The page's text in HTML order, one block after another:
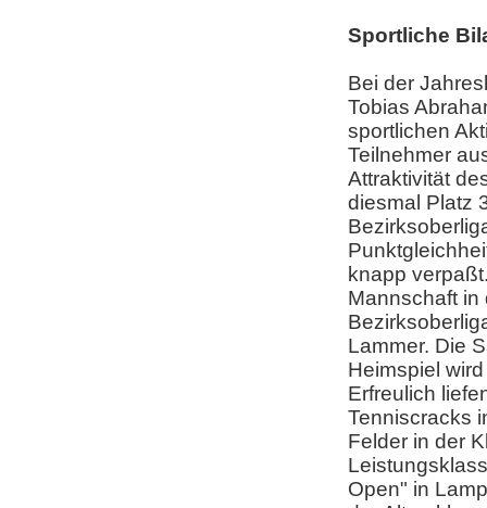
Sportliche
Bei der
Tobias
sportlichen
Teilnehmer
Attraktivität
diesmal Platz
knapp
Mannschaft in
Lammer. Die
Heimspiel
Erfreulich
Tenniscracks
Felder in der
Open" in